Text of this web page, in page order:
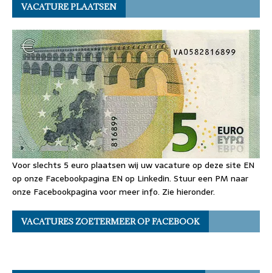
VACATURE PLAATSEN
Voor slechts 5 euro plaatsen wij uw vacature op deze site EN
op onze Facebookpagina EN op Linkedin. Stuur een PM naar
onze Facebookpagina voor meer info. Zie hieronder.
VACATURES ZOETERMEER OP FACEBOOK